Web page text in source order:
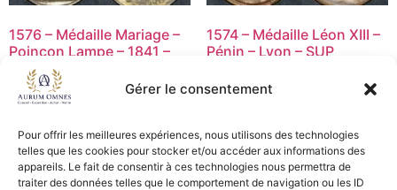
Gérer le consentement
Pour offrir les meilleures expériences, nous utilisons des technologies
telles que les cookies pour stocker et/ou accéder aux informations des
appareils. Le fait de consentir à ces technologies nous permettra de
traiter des données telles que le comportement de navigation ou les ID
1576 – Médaille Mariage –
Poinçon Lampe – 1841 –
TTB
23,00€
Ajouter au panier
1574 – Médaille Léon XIII –
Pénin – Lyon – SUP